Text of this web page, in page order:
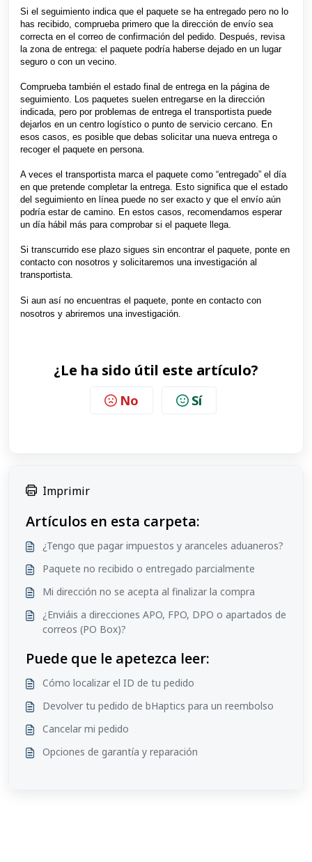
Si el seguimiento indica que el paquete se ha entregado pero no lo
has recibido, comprueba primero que la dirección de envío sea
correcta en el correo de confirmación del pedido. Después, revisa
la zona de entrega: el paquete podría haberse dejado en un lugar
seguro o con un vecino.
Comprueba también el estado final de entrega en la página de
seguimiento. Los paquetes suelen entregarse en la dirección
indicada, pero por problemas de entrega el transportista puede
dejarlos en un centro logístico o punto de servicio cercano. En
esos casos, es posible que debas solicitar una nueva entrega o
recoger el paquete en persona.
A veces el transportista marca el paquete como “entregado” el día
en que pretende completar la entrega. Esto significa que el estado
del seguimiento en línea puede no ser exacto y que el envío aún
podría estar de camino. En estos casos, recomendamos esperar
un día hábil más para comprobar si el paquete llega.
Si transcurrido ese plazo sigues sin encontrar el paquete, ponte en
contacto con nosotros y solicitaremos una investigación al
transportista.
Si aun así no encuentras el paquete, ponte en contacto con
nosotros y abriremos una investigación.
¿Le ha sido útil este artículo?
No Sí
Imprimir
Artículos en esta carpeta:
¿Tengo que pagar impuestos y aranceles aduaneros?
Paquete no recibido o entregado parcialmente
Mi dirección no se acepta al finalizar la compra
¿Enviáis a direcciones APO, FPO, DPO o apartados de
correos (PO Box)?
Puede que le apetezca leer:
Cómo localizar el ID de tu pedido
Devolver tu pedido de bHaptics para un reembolso
Cancelar mi pedido
Opciones de garantía y reparación